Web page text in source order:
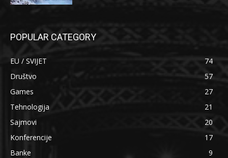
POPULAR CATEGORY
EU / SVIJET
74
Društvo
57
Games
27
Tehnologija
21
Sajmovi
20
Konferencije
17
Banke
9